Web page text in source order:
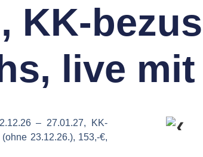
KK-
live
– 27.01.27, KK-
23.12.26.), 153,-€,
❮